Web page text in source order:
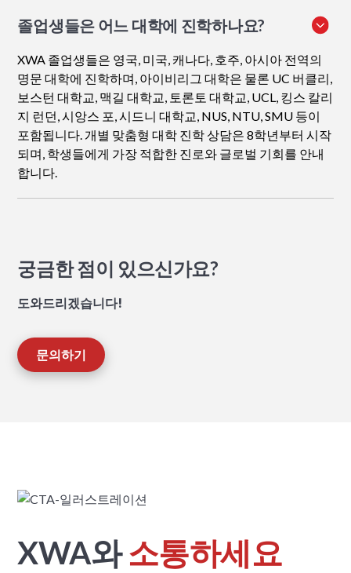
졸업생들은 어느 대학에 진학하나요?
XWA 졸업생들은 영국, 미국, 캐나다, 호주, 아시아 전역의
명문 대학에 진학하며, 아이비리그 대학은 물론 UC 버클리,
보스턴 대학교, 맥길 대학교, 토론토 대학교, UCL, 킹스 칼리
지 런던, 시앙스 포, 시드니 대학교, NUS, NTU, SMU 등이
포함됩니다. 개별 맞춤형 대학 진학 상담은 8학년부터 시작
되며, 학생들에게 가장 적합한 진로와 글로벌 기회를 안내
합니다.
궁금한 점이 있으신가요?
도와드리겠습니다!
문의하기
XWA와소통하세요